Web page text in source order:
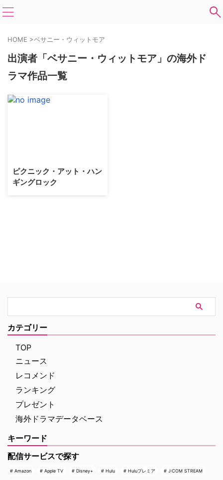
HOME >ベサニー・ウィットモア
出演者「ベサニー・ウィットモア」の海外ド
ラマ作品一覧
ピクニック・アット・ハン
ギングロック
カテゴリー
TOP
ニュース
レコメンド
ランキング
プレゼント
海外ドラマデータベース
キーワード
配信サービスで探す
Amazon Apple TV Disney+ Hulu Huluプレミア J:COM STREAM